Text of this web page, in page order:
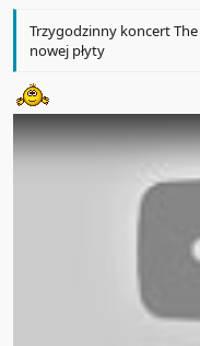
Trzygodzinny koncert
nowej płyty